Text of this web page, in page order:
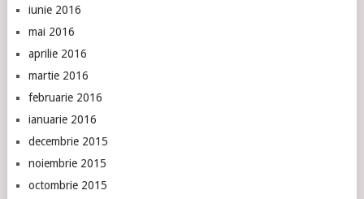
iunie 2016
mai 2016
aprilie 2016
martie 2016
februarie 2016
ianuarie 2016
decembrie 2015
noiembrie 2015
octombrie 2015